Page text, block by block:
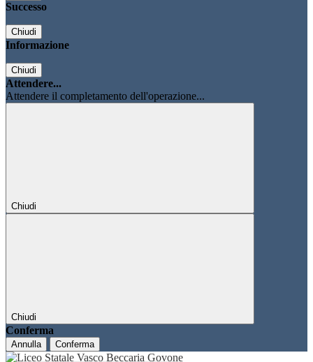
Successo
Chiudi
Informazione
Chiudi
Attendere...
Attendere il completamento dell'operazione...
Chiudi
Chiudi
Conferma
Annulla Conferma